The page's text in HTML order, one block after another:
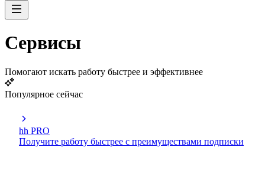
Сервисы
Помогают искать работу быстрее и эффективнее
Популярное сейчас
hh PRO
Получите работу быстрее с преимуществами подписки